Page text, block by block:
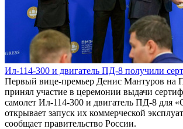
Ил-114-300 и двигатель ПД-8 получили
Первый вице-премьер Денис Мантуров
принял участие в церемонии выдачи
самолет Ил-114-300 и двигатель ПД-8 для
открывает запуск их коммерческой
сообщает правительство России.